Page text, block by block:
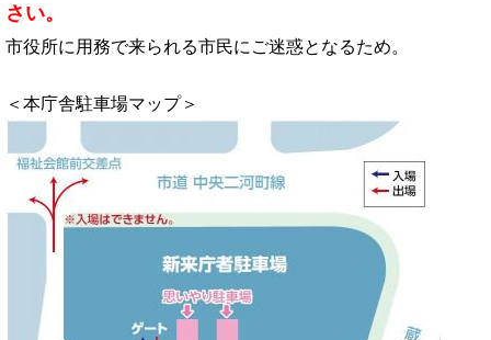
さい。
市役所に用務で来られる市民にご迷惑となるため。
＜本庁舎駐車場マップ＞